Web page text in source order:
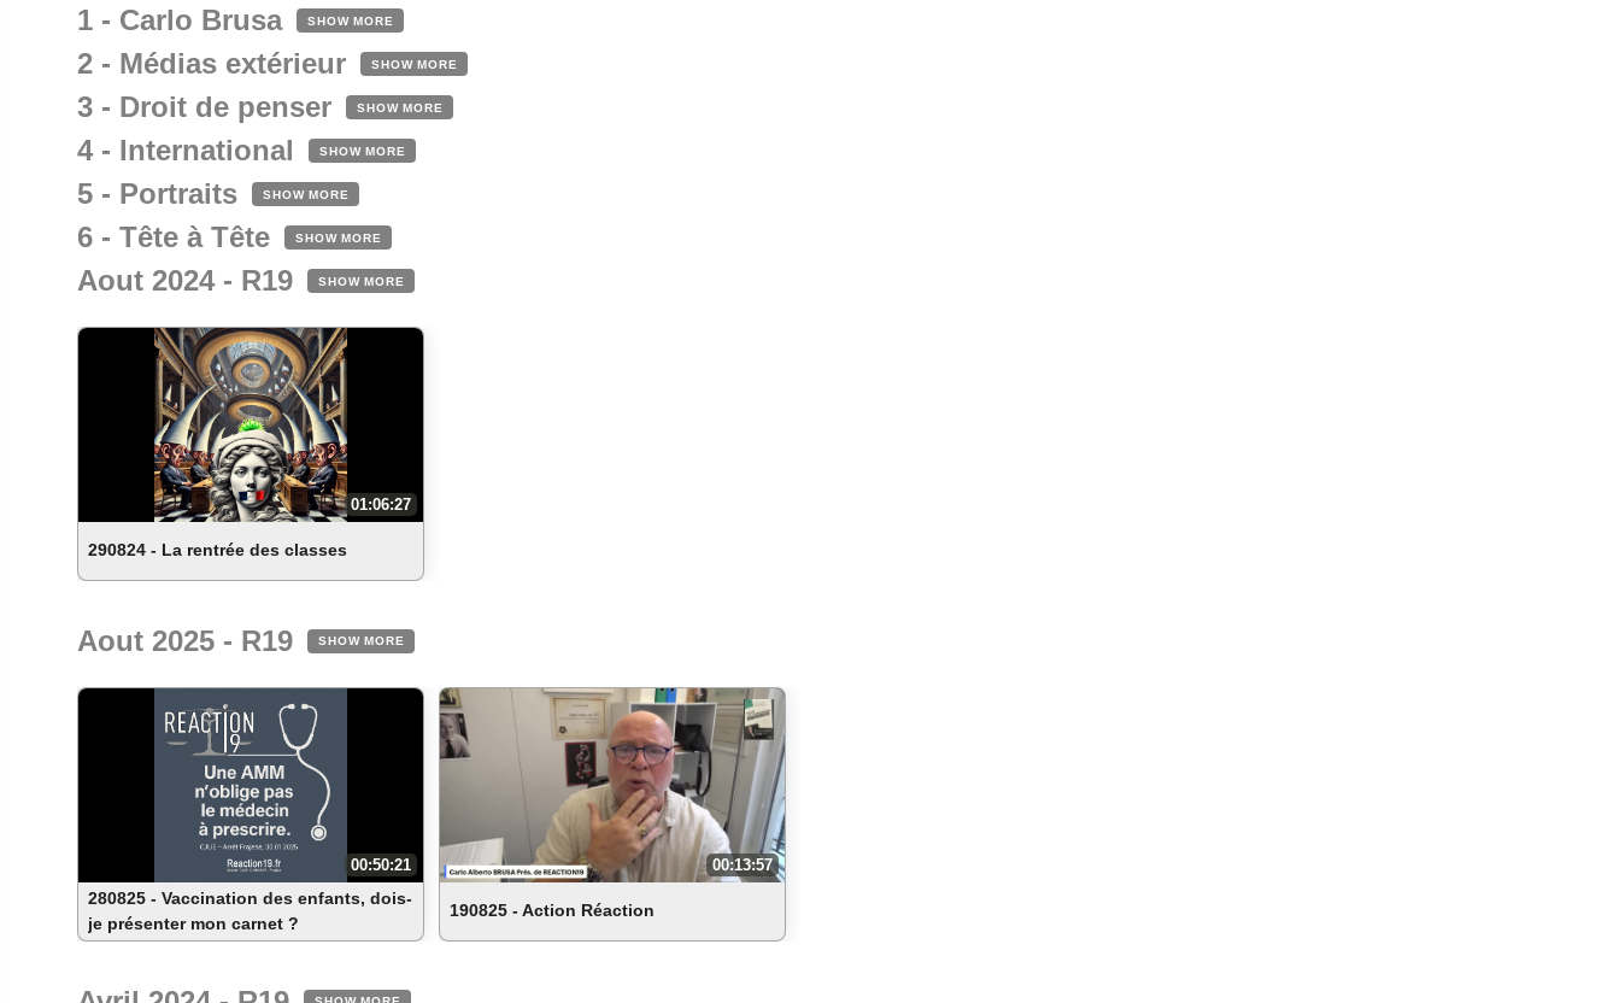
1 - Carlo Brusa SHOW MORE
2 - Médias extérieur SHOW MORE
3 - Droit de penser SHOW MORE
4 - International SHOW MORE
5 - Portraits SHOW MORE
6 - Tête à Tête SHOW MORE
Aout 2024 - R19 SHOW MORE
01:06:27
290824 - La rentrée des classes
Aout 2025 - R19 SHOW MORE
00:50:21
280825 - Vaccination des enfants, dois-
je présenter mon carnet ?
00:13:57
190825 - Action Réaction